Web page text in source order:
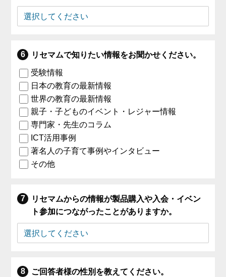
リセマムで知りたい情報をお聞かせください。
受験情報
日本の教育の最新情報
世界の教育の最新情報
親子・子どものイベント・レジャー情報
専門家・先生のコラム
ICT活用事例
著名人の子育て事例やインタビュー
その他
リセマムからの情報が製品購入や入会・イベン
ト参加につながったことがありますか。
ご回答者様の性別を教えてください。